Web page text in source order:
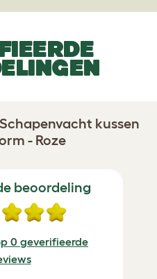
kussen
- Roze
beoordeling
0 geverifieerde